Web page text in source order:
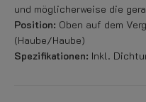
und möglicherweise die
Position: Oben auf dem
(Haube/Haube)
Spezifikationen: Inkl.